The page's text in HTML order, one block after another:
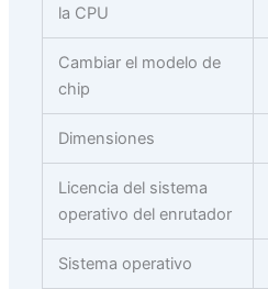
la CPU
Cambiar el modelo de
chip
Dimensiones
Licencia del sistema
operativo del enrutador
Sistema operativo